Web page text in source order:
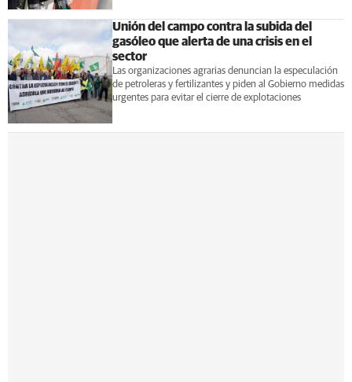
Unión del campo contra la subida del
gasóleo que alerta de una crisis en el
sector
Las organizaciones agrarias denuncian la especulación
de petroleras y fertilizantes y piden al Gobierno medidas
urgentes para evitar el cierre de explotaciones